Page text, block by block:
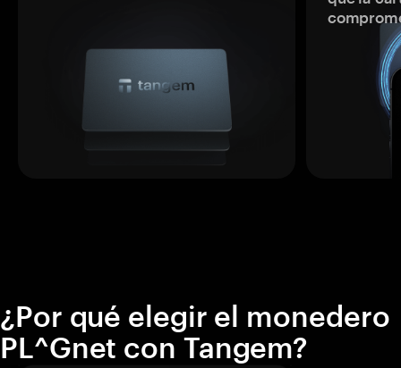
¿Por qué elegir el monedero
PL^Gnet con Tangem?